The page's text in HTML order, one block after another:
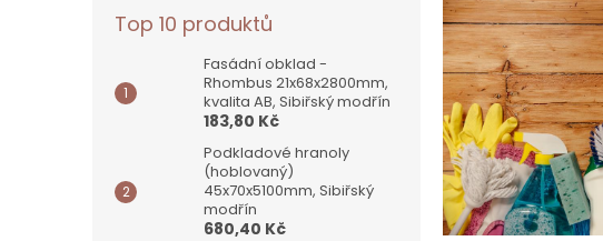
Top 10 produktů
Fasádní obklad -
Rhombus 21x68x2800mm,
kvalita AB, Sibiřský modřín
183,80 Kč
Podkladové hranoly
(hoblovaný)
45x70x5100mm, Sibiřský
modřín
680,40 Kč